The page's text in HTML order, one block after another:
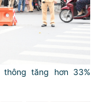
tăng hơn 33%